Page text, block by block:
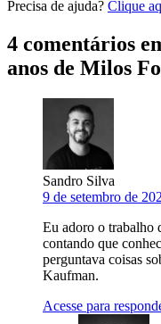
Precisa de ajuda? Clique
4 comentários
anos de Milos
Sandro Silva
9 de setembro de
Eu adoro o
contando que
perguntava coisas
Kaufman.
Acesse para